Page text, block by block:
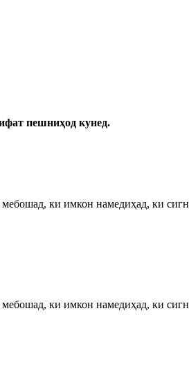
пешниҳод кунед.
ки имкон намедиҳад, ки
ки имкон намедиҳад, ки